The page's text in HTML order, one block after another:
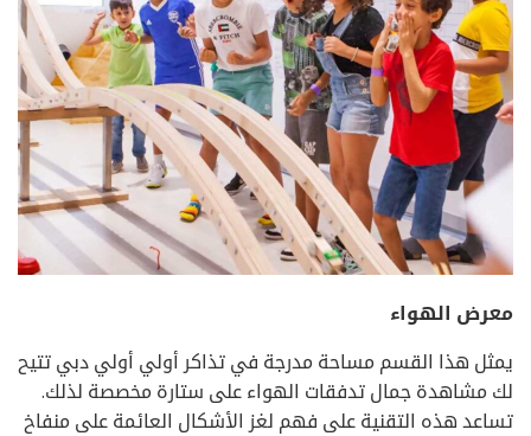
معرض الهواء
يمثل هذا القسم مساحة مدرجة في تذاكر أولي أولي دبي تتيح
لك مشاهدة جمال تدفقات الهواء على ستارة مخصصة لذلك.
تساعد هذه التقنية على فهم لغز الأشكال العائمة على منفاخ